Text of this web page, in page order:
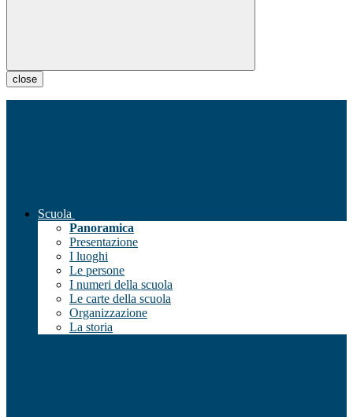
close
Scuola
Panoramica
Presentazione
I luoghi
Le persone
I numeri della scuola
Le carte della scuola
Organizzazione
La storia